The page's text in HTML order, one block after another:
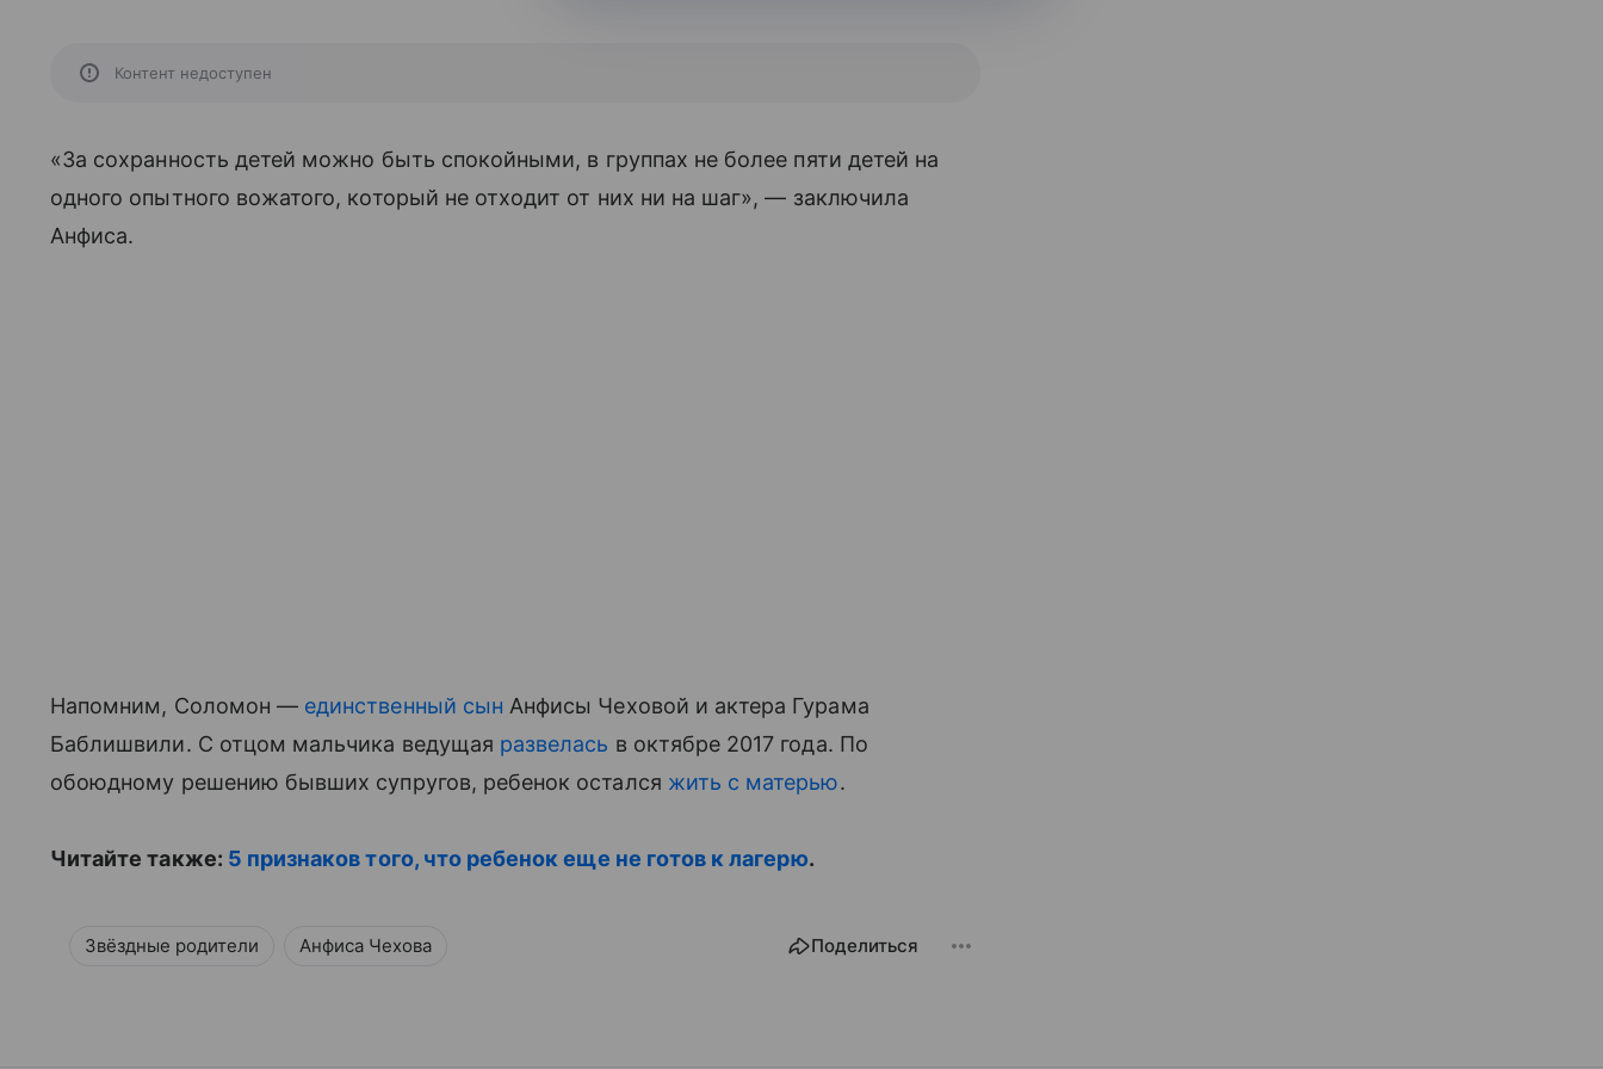
Контент недоступен
«За сохранность детей можно быть спокойными, в группах не более пяти детей на
одного опытного вожатого, который не отходит от них ни на шаг», — заключила
Анфиса.
Напомним, Соломон — единственный сын Анфисы Чеховой и актера Гурама
Баблишвили. С отцом мальчика ведущая развелась в октябре 2017 года. По
обоюдному решению бывших супругов, ребенок остался жить с матерью.
Читайте также: 5 признаков того, что ребенок еще не готов к лагерю.
Звёздные родители Анфиса Чехова Поделиться